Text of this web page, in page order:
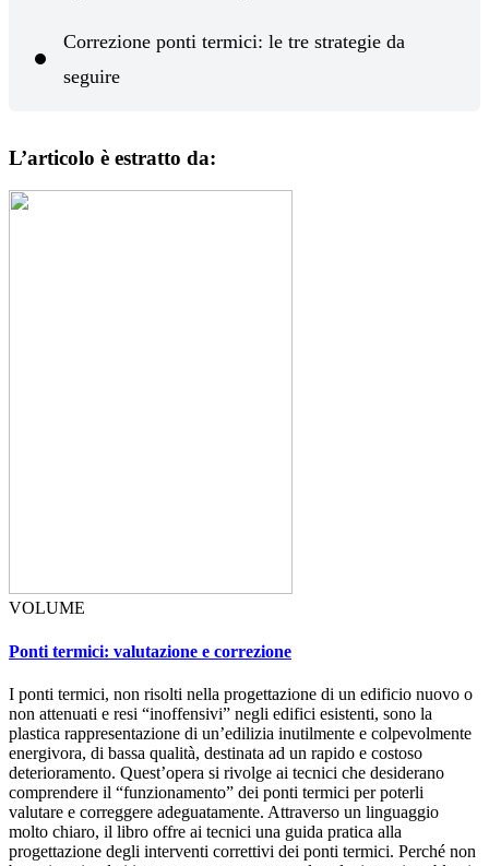
Correzione ponti termici: le tre strategie da
seguire
L’articolo è estratto da:
VOLUME
Ponti termici: valutazione e correzione
I ponti termici, non risolti nella progettazione di un edificio nuovo o
non attenuati e resi “inoffensivi” negli edifici esistenti, sono la
plastica rappresentazione di un’edilizia inutilmente e colpevolmente
energivora, di bassa qualità, destinata ad un rapido e costoso
deterioramento. Quest’opera si rivolge ai tecnici che desiderano
comprendere il “funzionamento” dei ponti termici per poterli
valutare e correggere adeguatamente. Attraverso un linguaggio
molto chiaro, il libro offre ai tecnici una guida pratica alla
progettazione degli interventi correttivi dei ponti termici. Perché non